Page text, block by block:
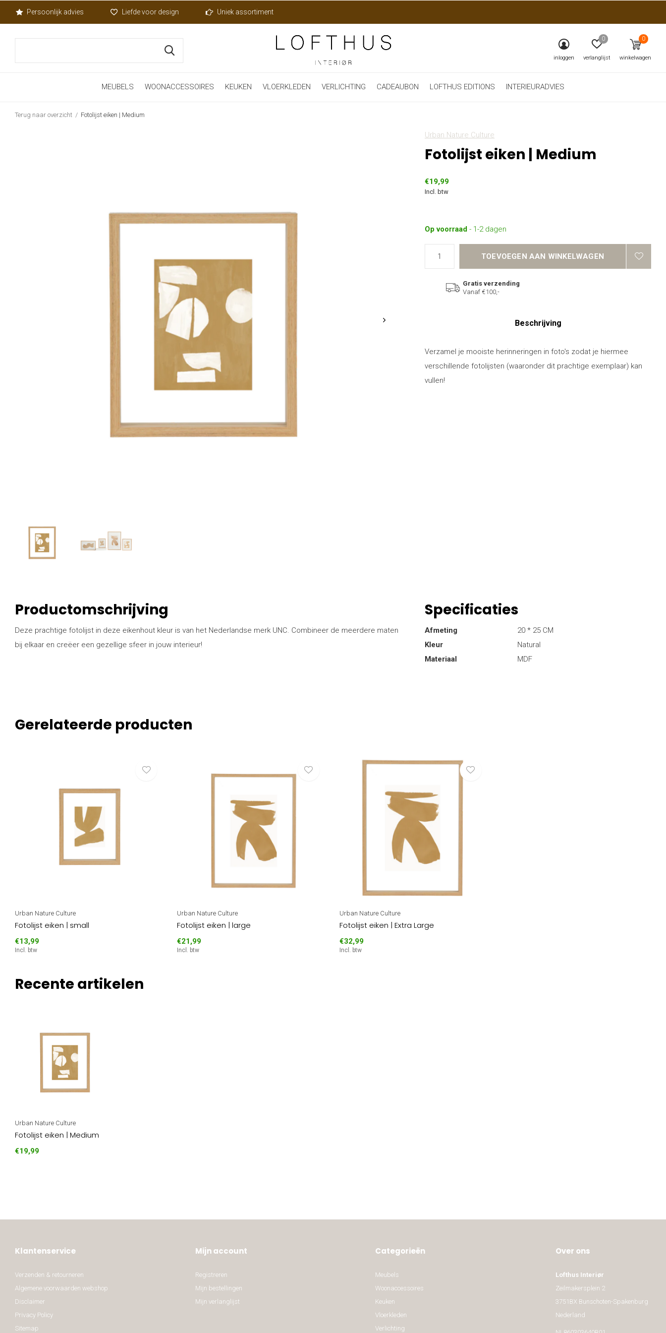
MEUBELS WOONACCESSOIRES KEUKEN VLOERKLEDEN VERLICHTING CADEAUBON LOFTHUS EDITIONS INTERIEURADVIES
inloggen verlanglijst
0
winkelwagen
0
Persoonlijk advies Liefde voor design Uniek assortiment
Terug naar overzicht Fotolijst eiken | Medium
Urban Nature Culture
Fotolijst eiken | Medium
€19,99
Incl. btw
Op voorraad - 1-2 dagen
TOEVOEGEN AAN WINKELWAGEN
Gratis verzending
Vanaf €100,-
Beschrijving
Verzamel je mooiste herinneringen in foto's zodat je hiermee
verschillende fotolijsten (waaronder dit prachtige exemplaar) kan
vullen!
Productomschrijving
Deze prachtige fotolijst in deze eikenhout kleur is van het Nederlandse merk UNC. Combineer de meerdere maten
bij elkaar en creëer een gezellige sfeer in jouw interieur!
Specificaties
Afmeting
20 * 25 CM
Kleur
Natural
Materiaal
MDF
Gerelateerde producten
Urban Nature Culture
Fotolijst eiken | small
€13,99
Incl. btw
Urban Nature Culture
Fotolijst eiken | large
€21,99
Incl. btw
Urban Nature Culture
Fotolijst eiken | Extra Large
€32,99
Incl. btw
Recente artikelen
Urban Nature Culture
Fotolijst eiken | Medium
€19,99
Klantenservice
Verzenden & retourneren
Algemene voorwaarden webshop
Disclaimer
Privacy Policy
Sitemap
Mijn account
Registreren
Mijn bestellingen
Mijn verlanglijst
Categorieën
Meubels
Woonaccessoires
Keuken
Vloerkleden
Verlichting
Over ons
Lofthus Interiør
Zeilmakersplein 2
3751BX Bunschoten-Spakenburg
Nederland